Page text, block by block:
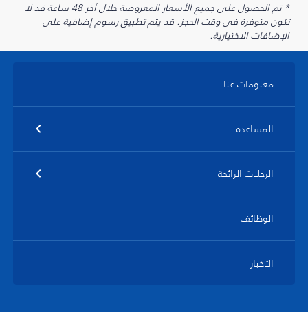
* تم الحصول على جميع الأسعار المعروضة خلال آخر 48 ساعة قد لا
تكون متوفرة في وقت الحجز. قد يتم تطبيق رسوم إضافية على
الإضافات الاختيارية.
معلومات عنا
المساعدة
الرحلات الرائجة
الوظائف
الأخبار